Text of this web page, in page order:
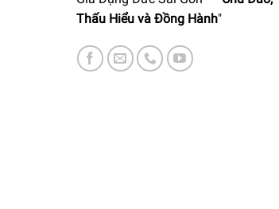
Để đặt mua“MÁY NƯỚNG BÁNH MÌ
Quý vị hãy gọi điện trực tiếp vào
Đức Sài Gòn sẽ gọi lại để xác
Thấu Hiểu và Đồng Hành"